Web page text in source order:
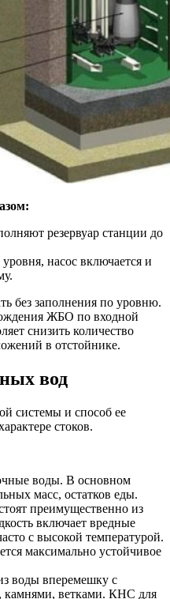
резервуар станции до
насос включается и
без заполнения по уровню.
ЖБО по входной
снизить количество
в отстойнике.
вод
системы и способ ее
стоков.
воды. В основном
масс, остатков еды.
преимущественно из
включает вредные
с высокой температурой.
максимально устойчивое
воды вперемешку с
камнями, ветками. КНС для